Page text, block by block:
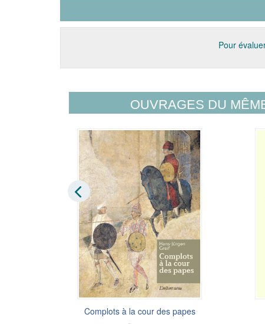
Pour
OUVRAGES DU
Complots à la cour des papes